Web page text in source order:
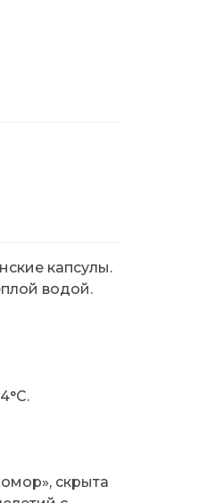
капсулы.
водой.
скрыта